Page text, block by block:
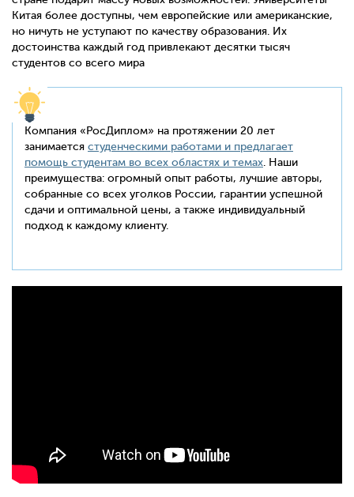
Китая более доступны, чем европейские или американские,
но ничуть не уступают по качеству образования. Их
достоинства каждый год привлекают десятки тысяч
студентов со всего мира
Компания «РосДиплом» на протяжении 20 лет
занимается студенческими работами и предлагает
помощь студентам во всех областях и темах. Наши
преимущества: огромный опыт работы, лучшие авторы,
собранные со всех уголков России, гарантии успешной
сдачи и оптимальной цены, а также индивидуальный
подход к каждому клиенту.